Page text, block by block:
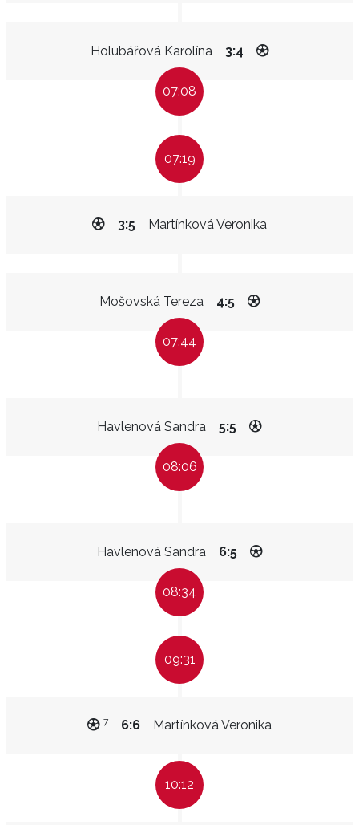
Holubářová Karolína 3:4
07:08
07:19
Martínková Veronika
3:5
Mošovská Tereza 4:5
07:44
Havlenová Sandra 5:5
08:06
Havlenová Sandra 6:5
08:34
09:31
Martínková Veronika
6:6
7
10:12